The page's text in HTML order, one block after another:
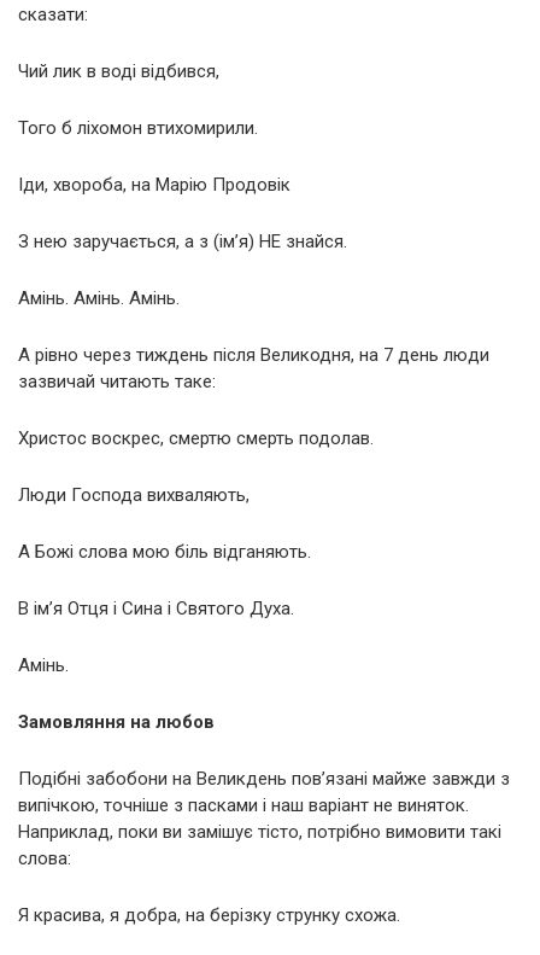
сказати:
Чий лик в воді відбився,
Того б ліхомон втихомирили.
Іди, хвороба, на Марію Продовік
З нею заручається, а з (ім’я) НЕ знайся.
Амінь. Амінь. Амінь.
А рівно через тиждень після Великодня, на 7 день люди
зазвичай читають таке:
Христос воскрес, смертю смерть подолав.
Люди Господа вихваляють,
А Божі слова мою біль відганяють.
В ім’я Отця і Сина і Святого Духа.
Амінь.
Замовляння на любов
Подібні забобони на Великдень пов’язані майже завжди з
випічкою, точніше з пасками і наш варіант не виняток.
Наприклад, поки ви замішує тісто, потрібно вимовити такі
слова:
Я красива, я добра, на берізку струнку схожа.